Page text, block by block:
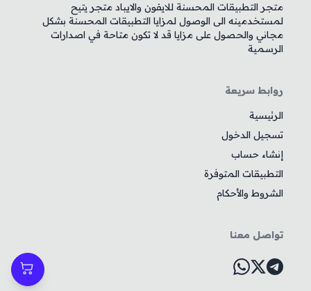
متجر التطبيقات المحسنة للايفون والايباد متجر يتيح
لمستخدمينه الى الوصول لمزايا التطبيقات المحسنة بشكل
مجاني والحصول على مزايا قد لا تكون متاحة في اصدارات
الرسمية
روابط سريعة
الرئيسية
تسجيل الدخول
إنشاء حساب
التطبيقات المتوفرة
الشروط والأحكام
تواصل معنا